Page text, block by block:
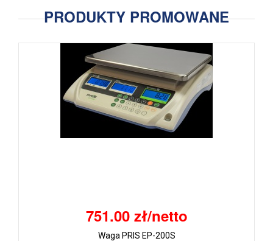
PRODUKTY PROMOWANE
751.00 zł/netto
Waga PRIS EP-200S